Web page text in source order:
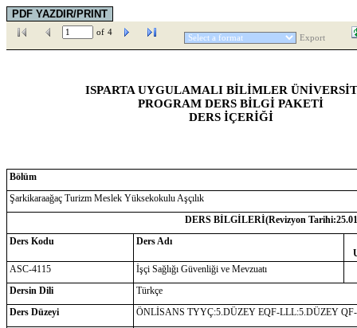
of 4
Export
ISPARTA UYGULAMALI BİLİMLER
PROGRAM DERS BİLGİ PAKETİ
DERS İÇERİĞİ
Bölüm
Şarkikaraağaç Turizm Meslek Yüksekokulu Aşçılık
DERS BİLGİLERİ(Revizyon Tarihi:
Ders Kodu
Ders Adı
ASC-4115
İşçi Sağlığı Güvenliği ve Mevzuatı
Dersin Dili
Türkçe
Ders Düzeyi
ÖNLİSANS TYYÇ:5.DÜZEY EQF-LLL:5.DÜZEY